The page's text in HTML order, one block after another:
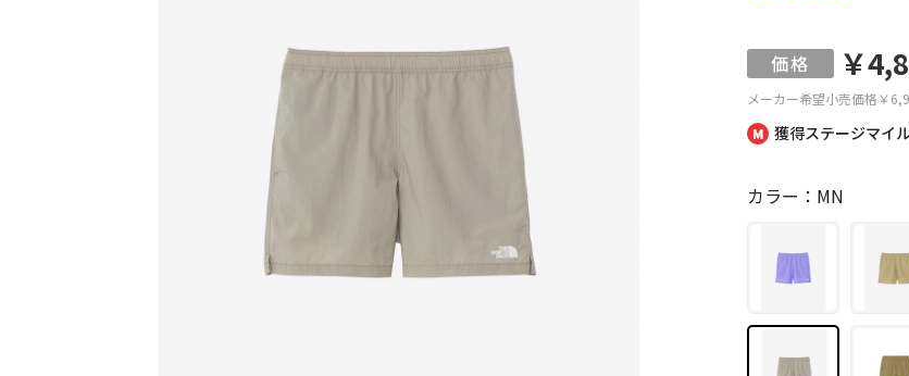
獲得ステージマイ
メーカー希望小売価格￥
￥
カラー：MN